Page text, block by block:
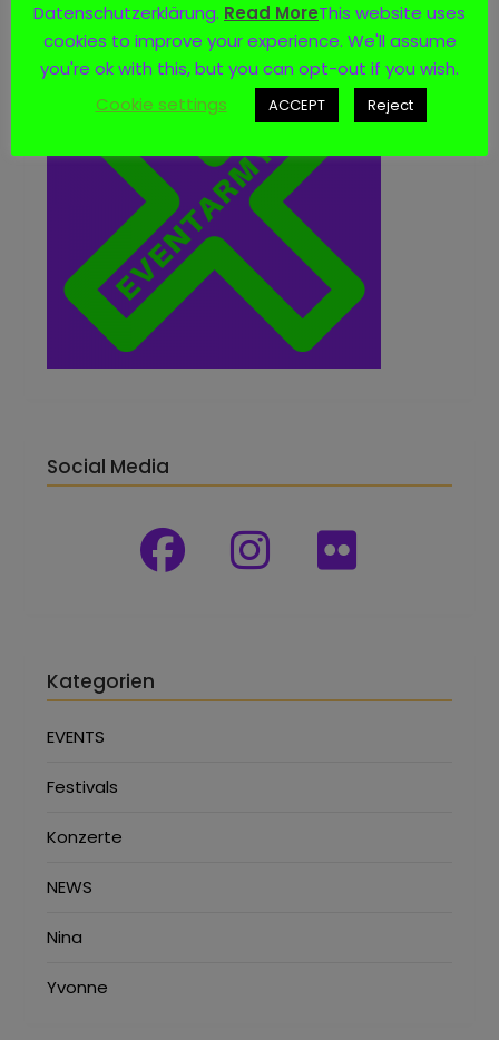
Social Media
Kategorien
EVENTS
Festivals
Konzerte
NEWS
Nina
Yvonne
Datenschutzerklärung. Read MoreThis website uses
cookies to improve your experience. We'll assume
you're ok with this, but you can opt-out if you wish.
Cookie settings
ACCEPT Reject